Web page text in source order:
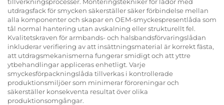
utdragsfack för smycken säkerställer säker förbindelse mellan
alla komponenter och skapar en OEM-smyckespresentlåda som
tål normal hantering utan avskalning eller strukturellt fel.
Kvalitetskraven för armbands- och halsbandsförvaringslådan
inkluderar verifiering av att insättningsmaterial är korrekt fästa,
att utdragsmekanismerna fungerar smidigt och att yttre
ytbehandlingar appliceras enhetligt. Varje
smyckesförpackningslåda tillverkas i kontrollerade
produktionsmiljöer som minimerar föroreningar och
säkerställer konsekventa resultat över olika
produktionsomgångar.